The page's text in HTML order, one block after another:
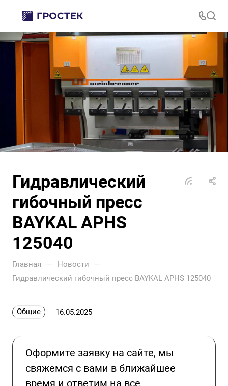
Гидравлический
гибочный пресс
BAYKAL APHS
125040
Главная — Новости —
Гидравлический гибочный пресс BAYKAL APHS 125040
Общие 16.05.2025
Оформите заявку на сайте, мы
свяжемся с вами в ближайшее